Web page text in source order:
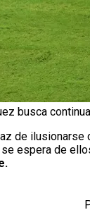
busca
de ilusionarse
espera de